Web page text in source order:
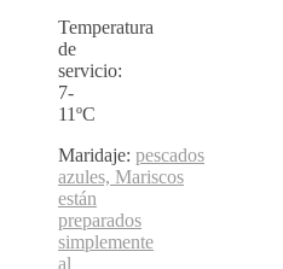
Temperatura
de
servicio:
7-
11ºC
Maridaje: pescados
azules, Mariscos
están
preparados
simplemente
al